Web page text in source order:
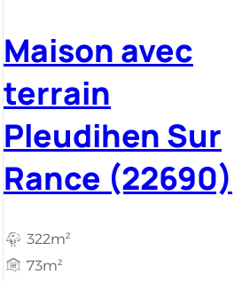
Maison avec
terrain
Pleudihen Sur
Rance (22690)
322m²
73m²